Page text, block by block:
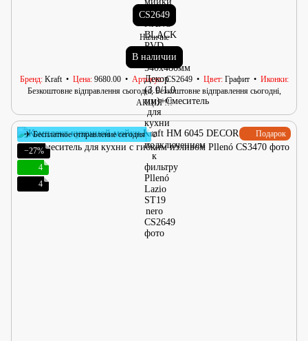
СS2649
Наличие
В наличии
Бренд Kraft Цена 9680.00 Артикул СS2649 Цвет Графит
Иконки
Безкоштовне відправлення сьогодні, Безкоштовне відправлення сьогодні,
АКЦІЯ !!!
Подарок
✈ Бесплатное отправление сегодня
−27%
4
4